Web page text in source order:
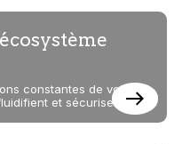
constantes de votre
et sécurisent